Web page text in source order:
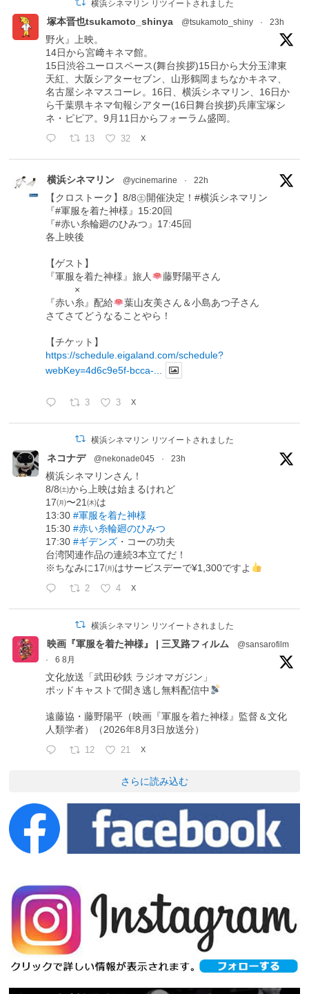
横浜シネマリン リツイートされました
塚本晋也tsukamoto_shinya @tsukamoto_shiny · 23h
野火』上映。
14日から宮﨑キネマ館。
15日渋谷ユーロスペース(舞台挨拶)15日から大分玉津東
天紅、大阪シアターセブン、山形鶴岡まちなかキネマ、
名古屋シネマスコーレ。16日、横浜シネマリン、16日か
ら千葉県キネマ旬報シアター(16日舞台挨拶)兵庫宝塚シ
ネ・ピピア。9月11日からフォーラム盛岡。
13 32 X
横浜シネマリン @ycinemarine · 22h
【クロストーク】8/8㊏開催決定！#横浜シネマリン
『#軍服を着た神様』15:20回
『#赤い糸輪廻のひみつ』17:45回
各上映後
【ゲスト】
『軍服を着た神様』旅人
藤野陽平さん
×
『赤い糸』配給
葉山友美さん＆小島あつ子さん
さてさてどうなることやら！
【チケット】
https://schedule.eigaland.com/schedule?
webKey=4d6c9e5f-bcca-...
3 3 X
横浜シネマリン リツイートされました
ネコナデ @nekonade045 · 23h
横浜シネマリンさん！
8/8㈯から上映は始まるけれど
17㈪〜21㈭は
13:30#軍服を着た神様
15:30#赤い糸輪廻のひみつ
17:30#ギデンズ ・コーの功夫
台湾関連作品の連続3本立てだ！
※ちなみに17㈪はサービスデーで¥1,300ですよ
2 4 X
横浜シネマリン リツイートされました
映画『軍服を着た神様』 | 三叉路フィルム
@sansarofilm
·
6 8月
文化放送「武田砂鉄 ラジオマガジン」
ポッドキャストで聞き逃し無料配信中
遠藤協・藤野陽平（映画『軍服を着た神様』監督＆文化
人類学者）（2026年8月3日放送分）
12 21 X
さらに読み込む